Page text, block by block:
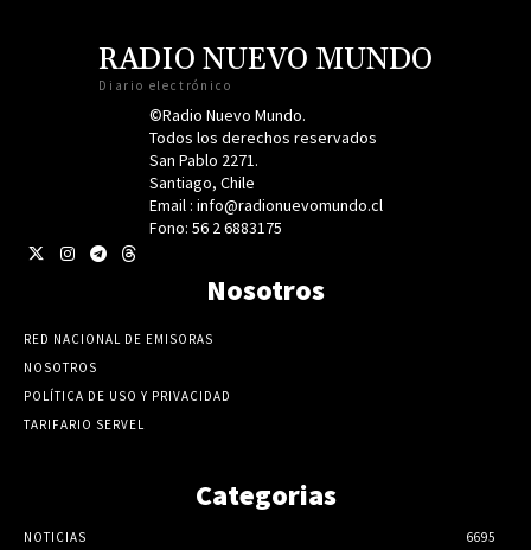
RADIO NUEVO MUNDO
Diario electrónico
©Radio Nuevo Mundo.
Todos los derechos reservados
San Pablo 2271.
Santiago, Chile
Email : info@radionuevomundo.cl
Fono: 56 2 6883175
Nosotros
RED NACIONAL DE EMISORAS
NOSOTROS
POLÍTICA DE USO Y PRIVACIDAD
TARIFARIO SERVEL
Categorias
NOTICIAS
6695